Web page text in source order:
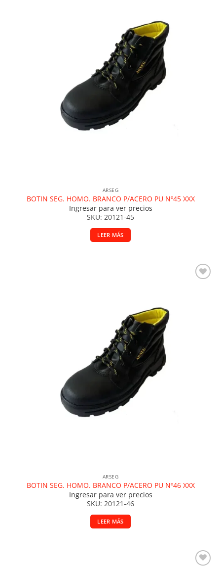
ARSEG
BOTIN SEG. HOMO. BRANCO P/ACERO PU Nº45 XXX
Ingresar para ver precios
SKU: 20121-45
LEER MÁS
ARSEG
BOTIN SEG. HOMO. BRANCO P/ACERO PU Nº46 XXX
Ingresar para ver precios
SKU: 20121-46
LEER MÁS